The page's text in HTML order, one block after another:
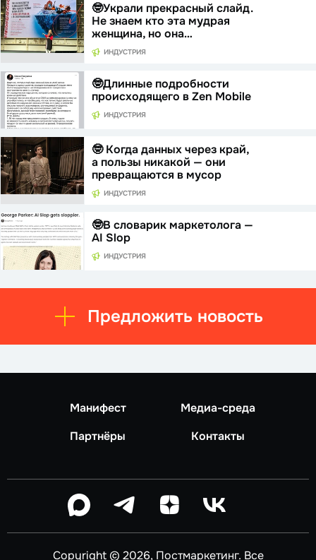
🤓Украли прекрасный слайд.
Не знаем кто эта мудрая
женщина, но она…
ИНДУСТРИЯ
🤓Длинные подробности
происходящего в Zen Mobile
ИНДУСТРИЯ
🤓 Когда данных через край,
а пользы никакой — они
превращаются в мусор
ИНДУСТРИЯ
🤓В словарик маркетолога —
AI Slop
ИНДУСТРИЯ
Предложить новость
Манифест
Медиа-среда
Партнёры
Контакты
Copyright © 2026, Постмаркетинг. Все